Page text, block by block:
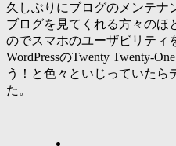
久しぶりにブログのメンテナ
ブログを見てくれる方々のほ
のでスマホのユーザビリティ
WordPressのTwenty Twenty-
う！と色々といじっていたら
た。